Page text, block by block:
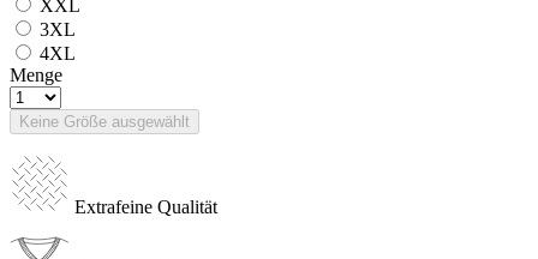
XXL
3XL
4XL
Menge
Keine Größe ausgewählt
Extrafeine Qualität